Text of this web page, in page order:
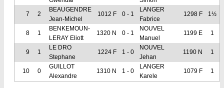
7 2
BEAUGENDRE
Jean-Michel
1012 F 0 - 1
LANGER
Fabrice
1298 F 1½
8 1
BENKEMOUN-
LERAY Eliott
1320 N 0 - 1
NOUVEL
Manuel
1199 E 1
9 1
LE DRO
Stephane
1224 F 1 - 0
NOUVEL
Jehan
1190 N 1
10 0
GUILLOT
Alexandre
1310 N 1 - 0
LANGER
Karele
1079 F 1